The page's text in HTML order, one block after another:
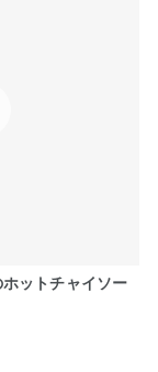
ットチャイソー